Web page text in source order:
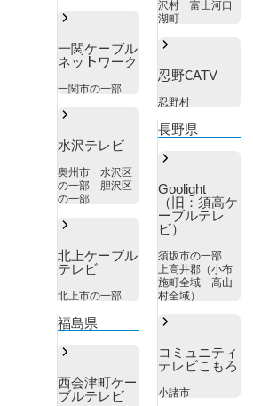
一関ケーブル
ネットワーク
一関市の一部
水沢テレビ
奥州市 水沢区
の一部 胆沢区
の一部
北上ケーブル
テレビ
北上市の一部
福島県
西会津町ケー
ブルテレビ
沢村 富士河口
湖町
忍野CATV
忍野村
長野県
Goolight
（旧：須高ケ
ーブルテレ
ビ）
須坂市の一部
上高井郡（小布
施町全域 高山
村全域）
コミュニティ
テレビこもろ
小諸市